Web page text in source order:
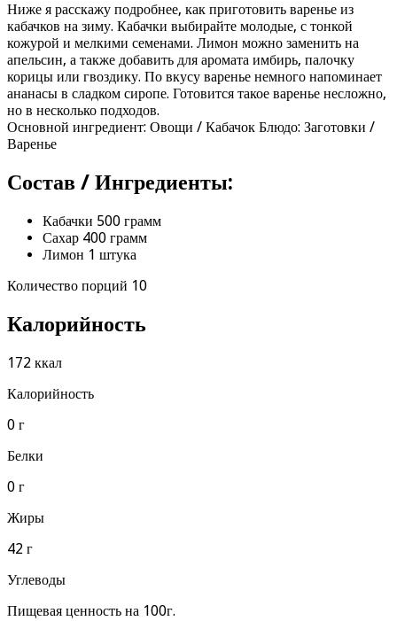
Ниже я расскажу подробнее, как приготовить варенье из
кабачков на зиму. Кабачки выбирайте молодые, с тонкой
кожурой и мелкими семенами. Лимон можно заменить на
апельсин, а также добавить для аромата имбирь, палочку
корицы или гвоздику. По вкусу варенье немного напоминает
ананасы в сладком сиропе. Готовится такое варенье несложно,
но в несколько подходов.
Основной ингредиент: Овощи / Кабачок Блюдо: Заготовки /
Варенье
Состав / Ингредиенты:
Кабачки 500 грамм
Сахар 400 грамм
Лимон 1 штука
Количество порций 10
Калорийность
172 ккал
Калорийность
0 г
Белки
0 г
Жиры
42 г
Углеводы
Пищевая ценность на 100г.